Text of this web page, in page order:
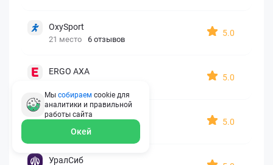
OxySport
21 место 6 отзывов
5.0
ERGO AXA
5.0
Oxy Travel Premium
23 место 1 отзыв
5.0
УралСиб
Мы собираем cookie для
аналитики и правильной
работы сайта
Окей